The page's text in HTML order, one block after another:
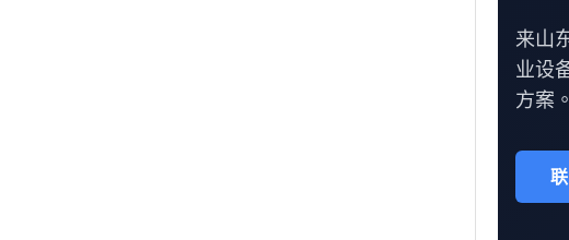
来山
业设
方案。